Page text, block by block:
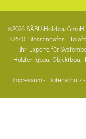
©2026 SÄBU-Holzbau
87640 Biessenhofen -
Ihr Experte für
Holzfertigbau, Objektbau,
Impressum- Datenschutz-